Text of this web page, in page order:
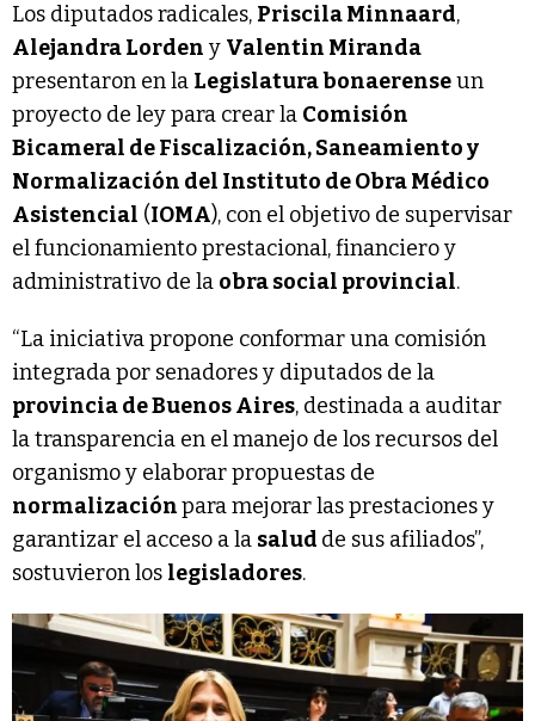
Los diputados radicales, Priscila Minnaard,
Alejandra Lorden y Valentin Miranda
presentaron en la Legislatura bonaerenseun
proyecto de ley para crear la Comisión
Bicameral de Fiscalización, Saneamiento y
Normalización del Instituto de Obra Médico
Asistencial (IOMA), con el objetivo de supervisar
el funcionamiento prestacional, financiero y
administrativo de la obra social provincial.
“La iniciativa propone conformar una comisión
integrada por senadores y diputados de la
provincia de Buenos Aires, destinada a auditar
la transparencia en el manejo de los recursos del
organismo y elaborar propuestas de
normalizaciónpara mejorar las prestaciones y
garantizar el acceso a la salud de sus afiliados”,
sostuvieron los legisladores.